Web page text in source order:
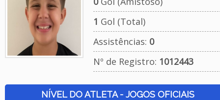
1 Gol (Total)
Assistências: 0
Nº de Registro: 1012443
NÍVEL DO ATLETA - JOGOS OFICIAIS